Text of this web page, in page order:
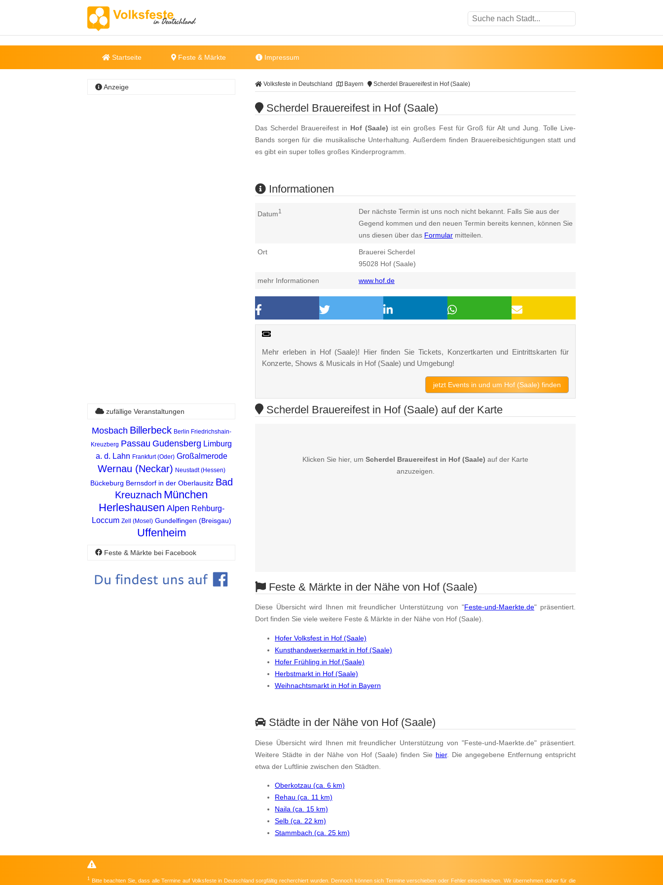
Startseite Feste & Märkte Impressum
Volksfeste in Deutschland Bayern Scherdel Brauereifest in Hof (Saale)
Scherdel Brauereifest in Hof (Saale)
Das Scherdel Brauereifest in Hof (Saale) ist ein großes Fest für Groß für Alt und Jung. Tolle Live-
Bands sorgen für die musikalische Unterhaltung. Außerdem finden Brauereibesichtigungen statt und
es gibt ein super tolles großes Kinderprogramm.
Informationen
Datum1
Der nächste Termin ist uns noch nicht bekannt. Falls Sie aus der
Gegend kommen und den neuen Termin bereits kennen, können Sie
uns diesen über das Formular mitteilen.
Ort
Brauerei Scherdel
95028 Hof (Saale)
mehr Informationen www.hof.de
Mehr erleben in Hof (Saale)! Hier finden Sie Tickets, Konzertkarten und Eintrittskarten für
Konzerte, Shows & Musicals in Hof (Saale) und Umgebung!
jetzt Events in und um Hof (Saale) finden
Anzeige
Scherdel Brauereifest in Hof (Saale) auf der Karte
Klicken Sie hier, um Scherdel Brauereifest in Hof (Saale) auf der Karte
anzuzeigen.
Feste & Märkte in der Nähe von Hof (Saale)
Diese Übersicht wird Ihnen mit freundlicher Unterstützung von "Feste-und-Maerkte.de" präsentiert.
Dort finden Sie viele weitere Feste & Märkte in der Nähe von Hof (Saale).
Hofer Volksfest in Hof (Saale)
Kunsthandwerkermarkt in Hof (Saale)
Hofer Frühling in Hof (Saale)
Herbstmarkt in Hof (Saale)
Weihnachtsmarkt in Hof in Bayern
Städte in der Nähe von Hof (Saale)
Diese Übersicht wird Ihnen mit freundlicher Unterstützung von "Feste-und-Maerkte.de" präsentiert.
Weitere Städte in der Nähe von Hof (Saale) finden Sie hier. Die angegebene Entfernung entspricht
etwa der Luftlinie zwischen den Städten.
Oberkotzau (ca. 6 km)
Rehau (ca. 11 km)
Naila (ca. 15 km)
Selb (ca. 22 km)
Stammbach (ca. 25 km)
zufällige Veranstaltungen
Mosbach Billerbeck Berlin Friedrichshain-
Kreuzberg Passau Gudensberg Limburg
a. d. Lahn Frankfurt (Oder) Großalmerode
Wernau (Neckar) Neustadt (Hessen)
Bückeburg Bernsdorf in der Oberlausitz Bad
Kreuznach München
Herleshausen Alpen Rehburg-
Loccum Zell (Mosel) Gundelfingen (Breisgau)
Uffenheim
Feste & Märkte bei Facebook
1 Bitte beachten Sie, dass alle Termine auf Volksfeste in Deutschland sorgfältig recherchiert wurden. Dennoch können sich Termine verschieben oder Fehler einschleichen. Wir übernehmen daher für die